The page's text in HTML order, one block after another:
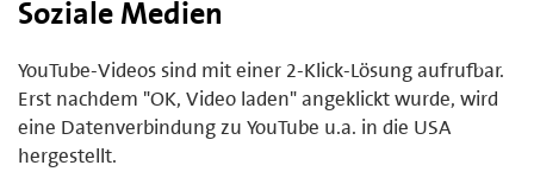
Soziale Medien
YouTube-Videos sind mit einer 2-Klick-Lösung aufrufbar.
Erst nachdem "OK, Video laden" angeklickt wurde, wird
eine Datenverbindung zu YouTube u.a. in die USA
hergestellt.